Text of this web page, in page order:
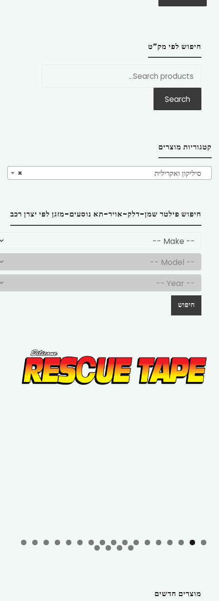
חיפוש לפי מק”ט
Search
קטגוריות מוצרים
× סיליקון ואקרילית
חיפוש פילטר שמן-דלק-אויר-תא נוסעים-מזגן לפי יצרן רכב
חיפוש
מוצרים חדשים